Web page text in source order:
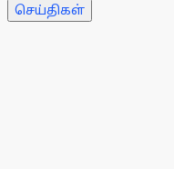
செய்திகள்